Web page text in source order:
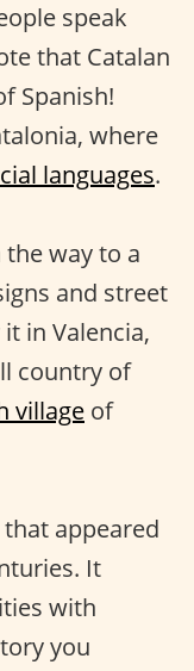
speak
that Catalan
Spanish!
where
languages.
way to a
and street
in Valencia,
country of
village of
that appeared
It
with
you